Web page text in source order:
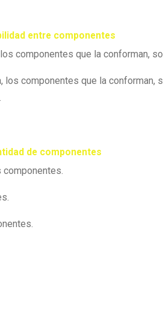
entre componentes
componentes que la conforman,
los componentes que la conforman,
de componentes
componentes.